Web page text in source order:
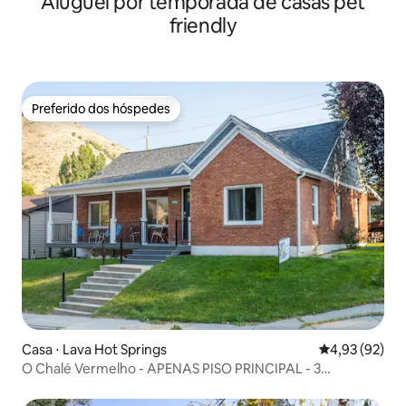
friendly
Preferido dos hóspedes
Preferido dos hóspedes
Casa ⋅ Lava Hot Springs 4,93 de uma
4,93 (92)
O Chalé Vermelho - APENAS PISO PRINCIPAL - 3